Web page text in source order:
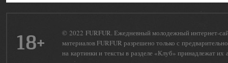
18+
© 2022 FURFUR. Ежедневный молодежный интернет-
материалов FURFUR разрешено только с
на картинки и тексты в разделе «Клуб» принадлежат их